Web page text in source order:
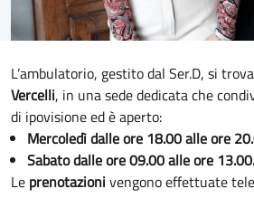
L’ambulatorio, gestito dal Ser.D, si
Vercelli, in una sede dedicata che
di ipovisione ed è aperto:
Mercoledì dalle ore 18.00 alle ore
Sabato dalle ore 09.00 alle ore 13.00.
Le prenotazioni vengono effettuate